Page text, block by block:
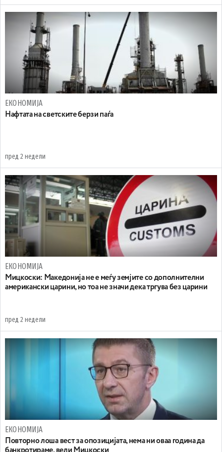
ЕКОНОМИЈА
Нафтата на светските берзи паѓа
пред 2 недели
ЕКОНОМИЈА
Мицкоски: Македонија не е меѓу земјите со дополнителни
американски царини, но тоа не значи дека тргува без царини
пред 2 недели
ЕКОНОМИЈА
Повторно лоша вест за опозицијата, нема ни оваа година да